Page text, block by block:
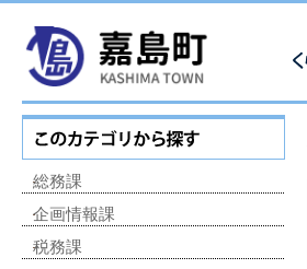
総務課
企画情報課
税務課